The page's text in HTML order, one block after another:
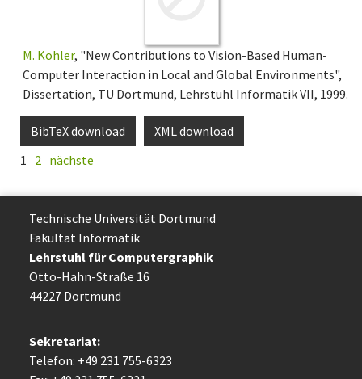
M. Kohler, "New Contributions to Vision-Based Human-
Computer Interaction in Local and Global Environments",
Dissertation, TU Dortmund, Lehrstuhl Informatik VII, 1999.
BibTeX download
XML download
1 2 nächste
Technische Uni­ver­si­tät Dort­mund
Fakultät Informatik
Lehrstuhl für Computergraphik
Otto-Hahn-Straße 16
44227 Dort­mund
Sekretariat:
Telefon: +49 231 755-6323